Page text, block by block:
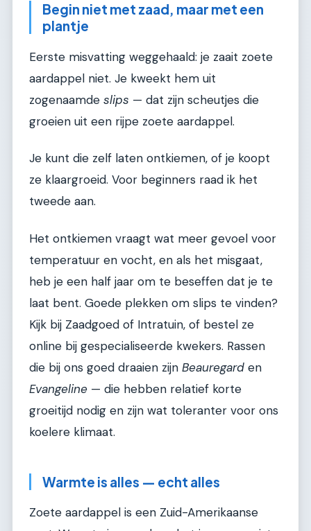
Begin niet met zaad, maar met een
plantje
Eerste misvatting weggehaald: je zaait zoete
aardappel niet. Je kweekt hem uit
zogenaamde slips — dat zijn scheutjes die
groeien uit een rijpe zoete aardappel.
Je kunt die zelf laten ontkiemen, of je koopt
ze klaargroeid. Voor beginners raad ik het
tweede aan.
Het ontkiemen vraagt wat meer gevoel voor
temperatuur en vocht, en als het misgaat,
heb je een half jaar om te beseffen dat je te
laat bent. Goede plekken om slips te vinden?
Kijk bij Zaadgoed of Intratuin, of bestel ze
online bij gespecialiseerde kwekers. Rassen
die bij ons goed draaien zijn Beauregard en
Evangeline — die hebben relatief korte
groeitijd nodig en zijn wat toleranter voor ons
koelere klimaat.
Warmte is alles — echt alles
Zoete aardappel is een Zuid-Amerikaanse